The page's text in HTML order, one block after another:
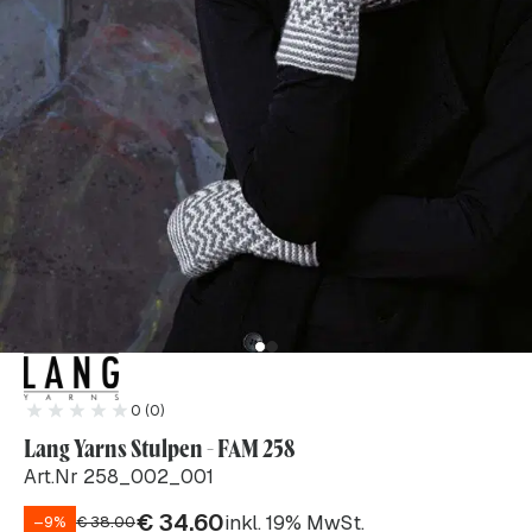
0 (0)
Lang Yarns Stulpen - FAM 258
Art.Nr 258_002_001
–9% €38.00€34.60inkl. 19% MwSt.